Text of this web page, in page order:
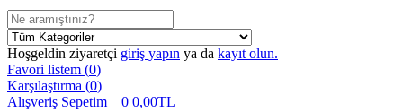
Hoşgeldin ziyaretçi giriş yapın ya da kayıt olun.
Favori listem (0)
Karşılaştırma (0)
Alışveriş Sepetim
0 0,00TL